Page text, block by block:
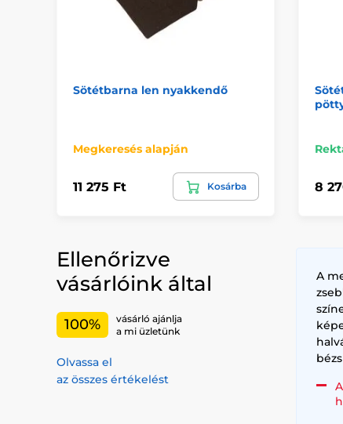
Sötétbarna len nyakkendő
Megkeresés alapján
11 275 Ft Kosárba 8
Ellenőrizve
vásárlóink által
100%
vásárló ajánlja
a mi üzletünk
Olvassa el
az összes értékelést
A